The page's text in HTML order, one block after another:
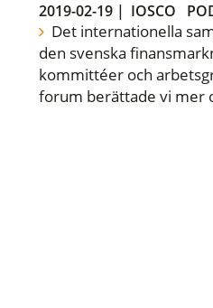
2019-02-19| IOSCO
Det internationella
den svenska
kommittéer och
forum berättade vi mer